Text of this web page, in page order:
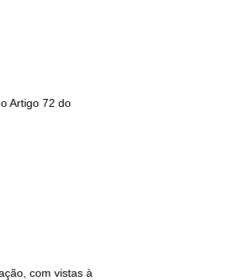
Artigo 72 do
com vistas à